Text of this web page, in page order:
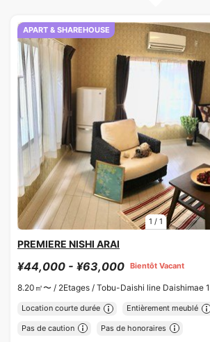
1 / 1
APART & SHAREHOUSE
PREMIERE NISHI ARAI
¥44,000 - ¥63,000 Bientôt Vacant
8.20㎡〜 / 2Etages / Tobu-Daishi line Daishimae
Location courte durée Entièrement meublé
Pas de caution Pas de honoraires